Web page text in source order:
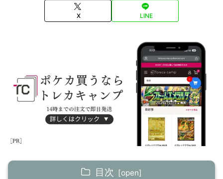
X LINE
目次